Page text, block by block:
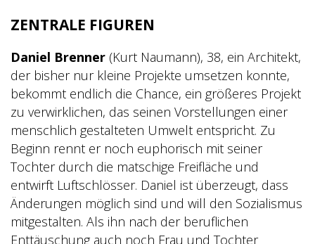
ZENTRALE FIGUREN
Daniel Brenner (Kurt Naumann), 38, ein Architekt,
der bisher nur kleine Projekte umsetzen konnte,
bekommt endlich die Chance, ein größeres Projekt
zu verwirklichen, das seinen Vorstellungen einer
menschlich gestalteten Umwelt entspricht. Zu
Beginn rennt er noch euphorisch mit seiner
Tochter durch die matschige Freifläche und
entwirft Luftschlösser. Daniel ist überzeugt, dass
Änderungen möglich sind und will den Sozialismus
mitgestalten. Als ihn nach der beruflichen
Enttäuschung auch noch Frau und Tochter